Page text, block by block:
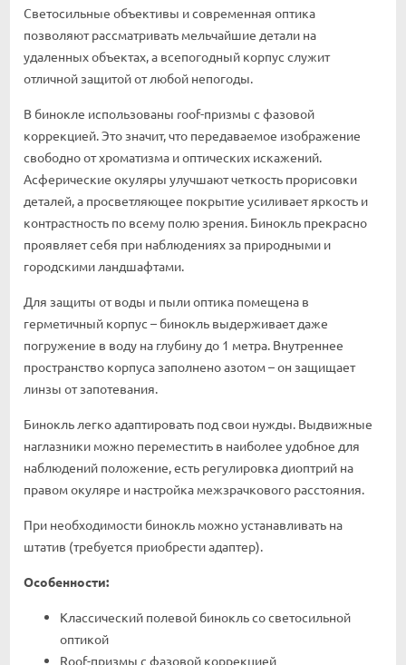
Светосильные объективы и современная оптика
позволяют рассматривать мельчайшие детали на
удаленных объектах, а всепогодный корпус служит
отличной защитой от любой непогоды.
В бинокле использованы roof-призмы с фазовой
коррекцией. Это значит, что передаваемое изображение
свободно от хроматизма и оптических искажений.
Асферические окуляры улучшают четкость прорисовки
деталей, а просветляющее покрытие усиливает яркость и
контрастность по всему полю зрения. Бинокль прекрасно
проявляет себя при наблюдениях за природными и
городскими ландшафтами.
Для защиты от воды и пыли оптика помещена в
герметичный корпус – бинокль выдерживает даже
погружение в воду на глубину до 1 метра. Внутреннее
пространство корпуса заполнено азотом – он защищает
линзы от запотевания.
Бинокль легко адаптировать под свои нужды. Выдвижные
наглазники можно переместить в наиболее удобное для
наблюдений положение, есть регулировка диоптрий на
правом окуляре и настройка межзрачкового расстояния.
При необходимости бинокль можно устанавливать на
штатив (требуется приобрести адаптер).
Особенности:
Классический полевой бинокль со светосильной
оптикой
Roof-призмы с фазовой коррекцией